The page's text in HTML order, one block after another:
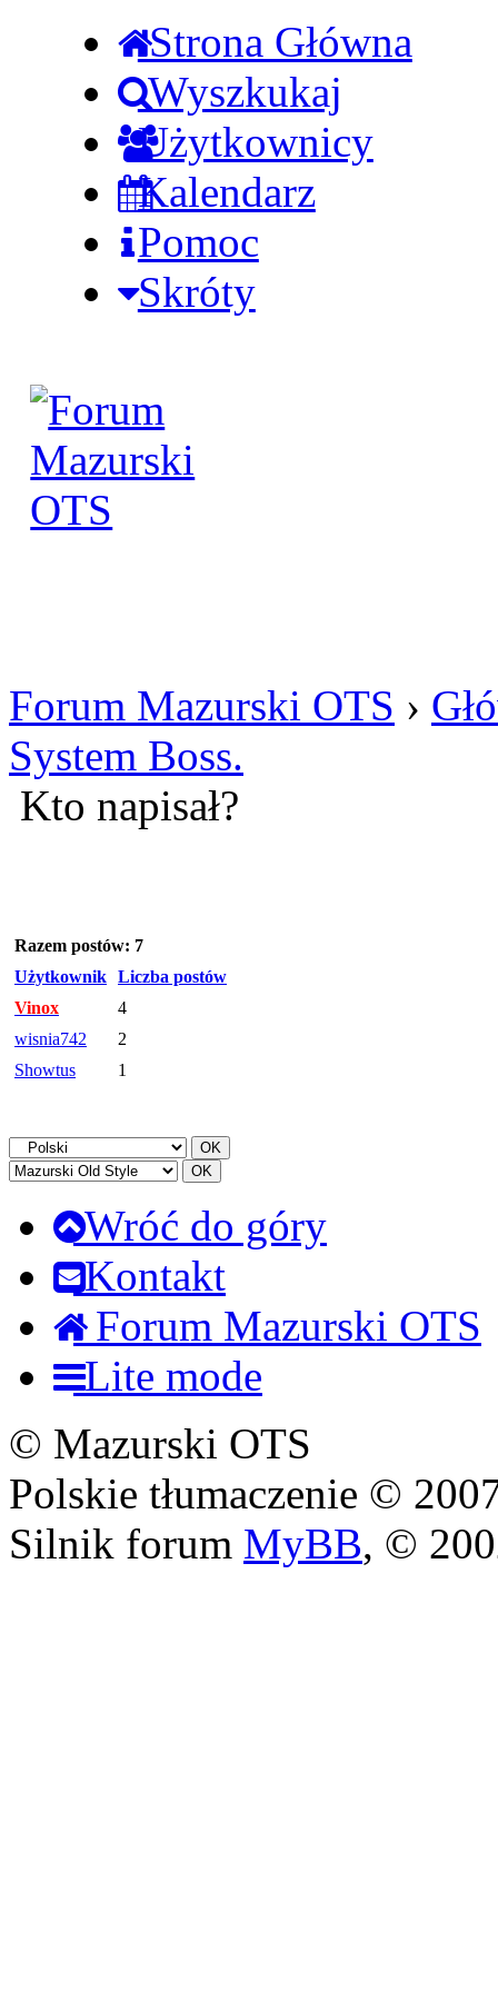
Strona Główna
Wyszkukaj
Użytkownicy
Kalendarz
Pomoc
Skróty
Forum Mazurski OTS ›
System Boss.
Kto napisał?
Razem postów: 7
Użytkownik Liczba postów
Vinox
4
wisnia742
2
Showtus
1
Wróć do góry
Kontakt
Forum Mazurski OTS
Lite mode
© Mazurski OTS
Polskie tłumaczenie ©
Silnik forum MyBB, ©